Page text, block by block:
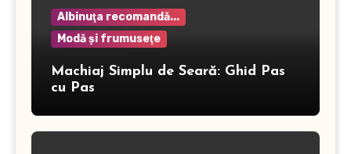
Albinuţa recomandă...
Modă şi frumuseţe
Machiaj Simplu de Seară: Ghid Pas
cu Pas